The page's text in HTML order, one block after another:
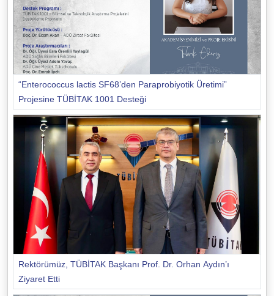
“Enterococcus lactis SF68’den Paraprobiyotik Üretimi”
Projesine TÜBİTAK 1001 Desteği
Rektörümüz, TÜBİTAK Başkanı Prof. Dr. Orhan Aydın’ı
Ziyaret Etti